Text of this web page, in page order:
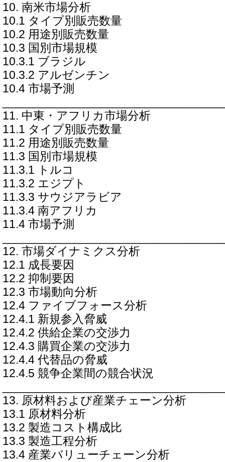
10. 南米市場分析
10.1 タイプ別販売数量
10.2 用途別販売数量
10.3 国別市場規模
10.3.1 ブラジル
10.3.2 アルゼンチン
10.4 市場予測
11. 中東・アフリカ市場分析
11.1 タイプ別販売数量
11.2 用途別販売数量
11.3 国別市場規模
11.3.1 トルコ
11.3.2 エジプト
11.3.3 サウジアラビア
11.3.4 南アフリカ
11.4 市場予測
12. 市場ダイナミクス分析
12.1 成長要因
12.2 抑制要因
12.3 市場動向分析
12.4 ファイブフォース分析
12.4.1 新規参入脅威
12.4.2 供給企業の交渉力
12.4.3 購買企業の交渉力
12.4.4 代替品の脅威
12.4.5 競争企業間の競合状況
13. 原材料および産業チェーン分析
13.1 原材料分析
13.2 製造コスト構成比
13.3 製造工程分析
13.4 産業バリューチェーン分析